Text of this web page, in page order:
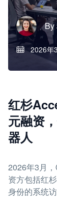
By
2026年
红杉
元融资
器人
2026年3月
资方包括红
身份的系统